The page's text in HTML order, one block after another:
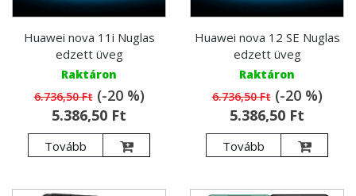
Huawei nova 11i Nuglas
edzett üveg
Raktáron
6.736,50 Ft(-20 %)
5.386,50 Ft
Tovább
Huawei nova 12 SE Nuglas
edzett üveg
Raktáron
6.736,50 Ft(-20 %)
5.386,50 Ft
Tovább